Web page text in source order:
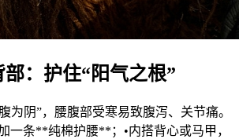
：护住“阳气之根”
为阴”，腰腹部受寒易致腹泻、关节痛。
一条**纯棉护腰**；•内搭背心或马甲，